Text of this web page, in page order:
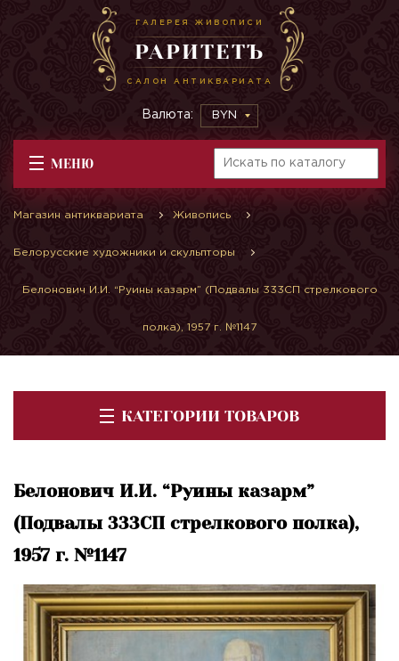
ГАЛЕРЕЯ ЖИВОПИСИ
РАРИТЕТЪ
САЛОН АНТИКВАРИАТА
Валюта: BYN
МЕНЮ
Магазин антиквариата Живопись
Белорусские художники и скульпторы
Белонович И.И. “Руины казарм” (Подвалы 333СП стрелкового
полка), 1957 г. №1147
КАТЕГОРИИ ТОВАРОВ
Белонович И.И. “Руины казарм”
(Подвалы 333СП стрелкового полка),
1957 г. №1147